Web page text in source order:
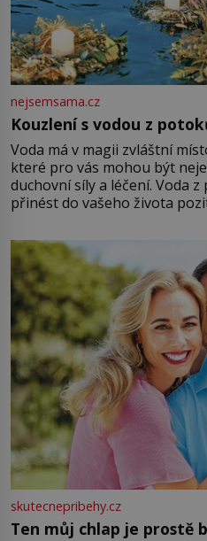
nejsemsama.cz
Kouzlení s vodou z
Voda má v magii zvláštní
které pro vás mohou být
duchovní síly a léčení. Voda
přinést do vašeho života
můžete obohatit své rituály a
větší harmonii a klid. Je
skutecnepribehy.cz
Ten můj chlap je prostě